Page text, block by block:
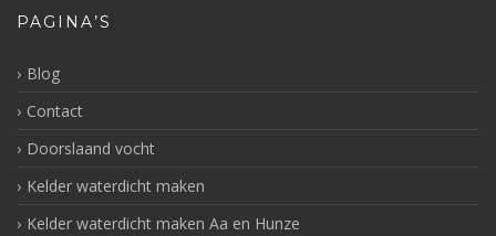
PAGINA’S
Blog
Contact
Doorslaand vocht
Kelder waterdicht maken
Kelder waterdicht maken Aa en Hunze